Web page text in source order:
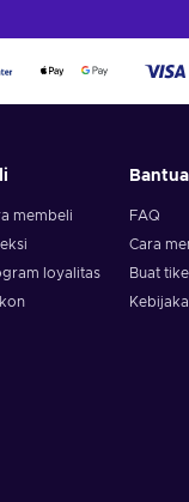
membeli
loyalitas
FAQ
Cara
Buat